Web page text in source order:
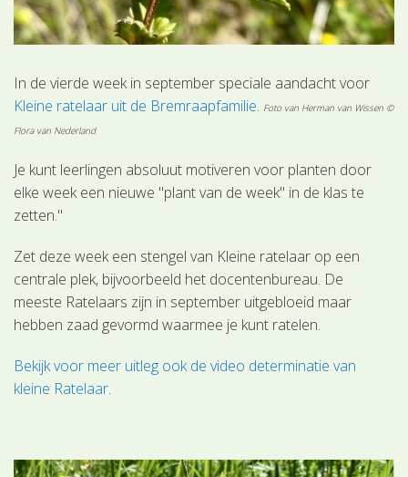
In de vierde week in september speciale aandacht voor
Kleine ratelaar uit de Bremraapfamilie. Foto van Herman van Wissen ©
Flora van Nederland
Je kunt leerlingen absoluut motiveren voor planten door
elke week een nieuwe "plant van de week" in de klas te
zetten."
Zet deze week een stengel van Kleine ratelaar op een
centrale plek, bijvoorbeeld het docentenbureau. De
meeste Ratelaars zijn in september uitgebloeid maar
hebben zaad gevormd waarmee je kunt ratelen.
Bekijk voor meer uitleg ook de video determinatie van
kleine Ratelaar.